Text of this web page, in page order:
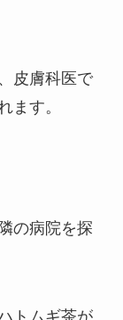
皮膚科医で
ます。
の病院を探